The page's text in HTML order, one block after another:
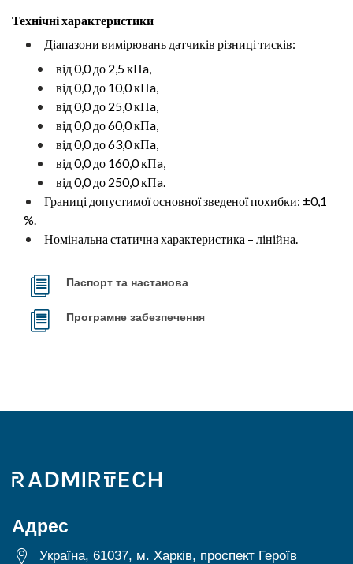
Технічні характеристики
Діапазони вимірювань датчиків різниці тисків:
від 0,0 до 2,5 кПa,
від 0,0 до 10,0 кПa,
від 0,0 до 25,0 кПa,
від 0,0 до 60,0 кПa,
від 0,0 до 63,0 кПa,
від 0,0 до 160,0 кПa,
від 0,0 до 250,0 кПa.
Границі допустимої основної зведеної похибки: ±0,1
%.
Номінальна статична характеристика – лінійна.
Паспорт та настанова
Програмне забезпечення
Адрес
Україна, 61037, м. Харків, проспект Героїв